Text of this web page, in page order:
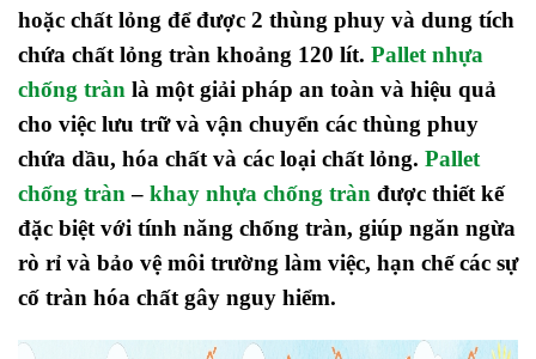
hoặc chất lỏng để được 2 thùng phuy và dung tích
chứa chất lỏng tràn khoảng 120 lít. Pallet nhựa
chống tràn là một giải pháp an toàn và hiệu quả
cho việc lưu trữ và vận chuyển các thùng phuy
chứa dầu, hóa chất và các loại chất lỏng. Pallet
chống tràn– khay nhựa chống tràn được thiết kế
đặc biệt với tính năng chống tràn, giúp ngăn ngừa
rò rỉ và bảo vệ môi trường làm việc, hạn chế các sự
cố tràn hóa chất gây nguy hiểm.